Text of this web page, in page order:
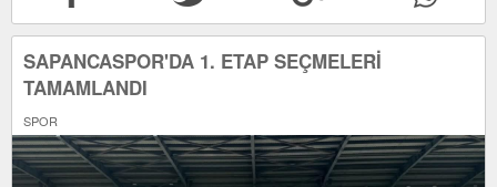
SAPANCASPOR'DA 1. ETAP SEÇMELERİ
TAMAMLANDI
SPOR